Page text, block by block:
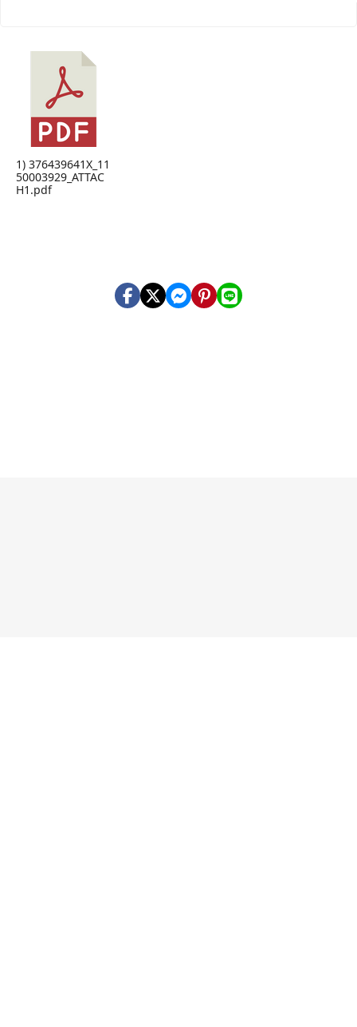
1) 376439641X_11
50003929_ATTAC
H1.pdf